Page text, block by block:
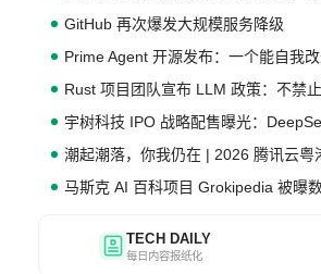
GitHub 再次爆发大规模服务降级
Prime Agent 开源发布：一个能自我
Rust 项目团队宣布 LLM 政策：不禁
宇树科技 IPO 战略配售曝光：
潮起潮落，你我仍在 | 2026 腾讯云粤
马斯克 AI 百科项目 Grokipedia 被曝
TECH DAILY
每日内容报纸化